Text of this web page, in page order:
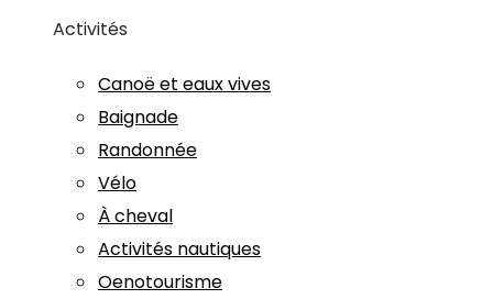
Activités
Canoë et eaux vives
Baignade
Randonnée
Vélo
À cheval
Activités nautiques
Oenotourisme